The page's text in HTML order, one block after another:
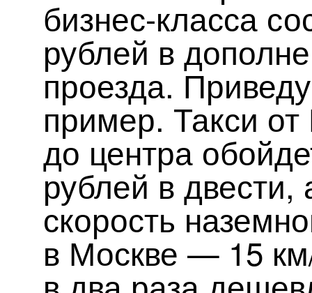
бизнес-класса
рублей в
проезда.
пример. Такси
до центра
рублей в двести,
скорость
в Москве — 15